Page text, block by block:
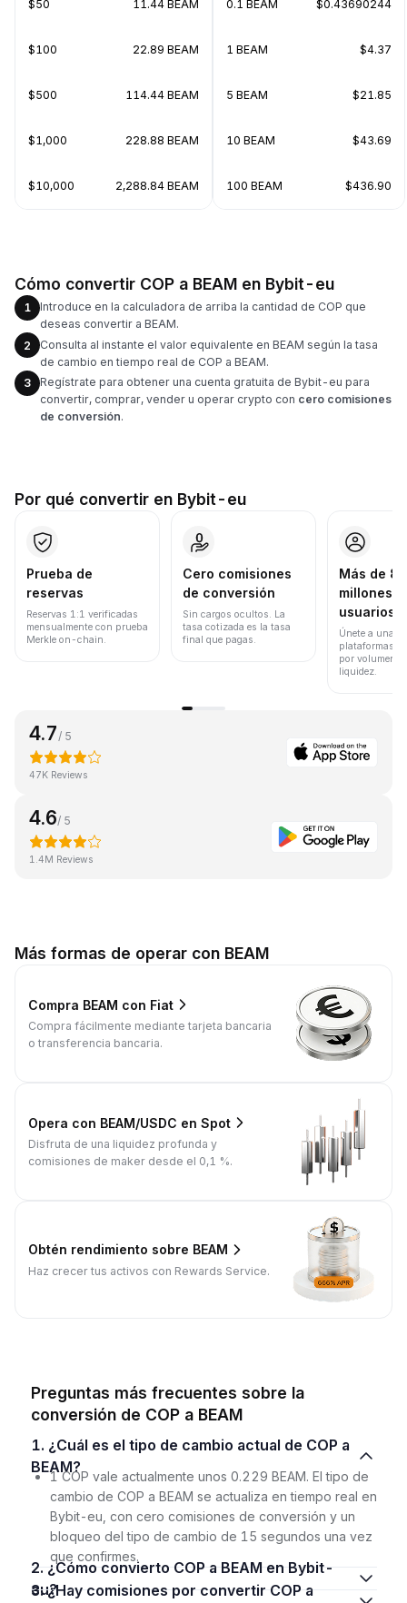
$50 11.44 BEAM
$100 22.89 BEAM
$500 114.44 BEAM
$1,000 228.88 BEAM
$10,000 2,288.84 BEAM
0.1 BEAM $0.43690244
1 BEAM $4.37
5 BEAM $21.85
10 BEAM $43.69
100 BEAM $436.90
Cómo convertir COP a BEAM en Bybit-eu
1
Introduce en la calculadora de arriba la cantidad de COP que
deseas convertir a BEAM.
2
Consulta al instante el valor equivalente en BEAM según la tasa
de cambio en tiempo real de COP a BEAM.
3
Regístrate para obtener una cuenta gratuita de Bybit-eu para
convertir, comprar, vender u operar crypto con cero comisiones
de conversión.
Por qué convertir en Bybit-eu
Prueba de
reservas
Reservas 1:1 verificadas
mensualmente con prueba
Merkle on-chain.
Cero comisiones
de conversión
Sin cargos ocultos. La
tasa cotizada es la tasa
final que pagas.
Más de 86
millones
usuarios
Únete a una
plataformas
por volumen
liquidez.
4.7/ 5
47K Reviews
4.6/ 5
1.4M Reviews
Más formas de operar con BEAM
Compra BEAM con Fiat
Compra fácilmente mediante tarjeta bancaria
o transferencia bancaria.
Opera con BEAM/USDC en Spot
Disfruta de una liquidez profunda y
comisiones de maker desde el 0,1 %.
Obtén rendimiento sobre BEAM
Haz crecer tus activos con Rewards Service.
Preguntas más frecuentes sobre la
conversión de COP a BEAM
1. ¿Cuál es el tipo de cambio actual de COP a
BEAM?
1 COP vale actualmente unos 0.229 BEAM. El tipo de
cambio de COP a BEAM se actualiza en tiempo real en
Bybit-eu, con cero comisiones de conversión y un
bloqueo del tipo de cambio de 15 segundos una vez
que confirmes.
2. ¿Cómo convierto COP a BEAM en Bybit-
eu?
3. ¿Hay comisiones por convertir COP a